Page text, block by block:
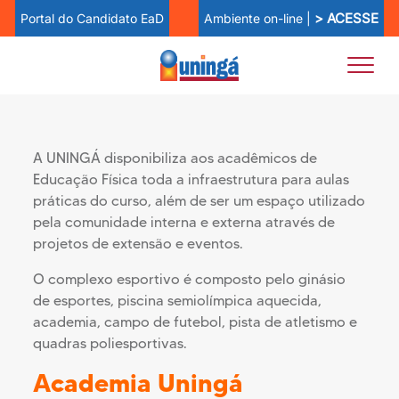
Portal do Candidato EaD Ambiente on-line | > ACESSE
Complexo Esportivo
A UNINGÁ disponibiliza aos acadêmicos de
Educação Física toda a infraestrutura para aulas
práticas do curso, além de ser um espaço utilizado
pela comunidade interna e externa através de
projetos de extensão e eventos.
O complexo esportivo é composto pelo ginásio
de esportes, piscina semiolímpica aquecida,
academia, campo de futebol, pista de atletismo e
quadras poliesportivas.
Academia Uningá